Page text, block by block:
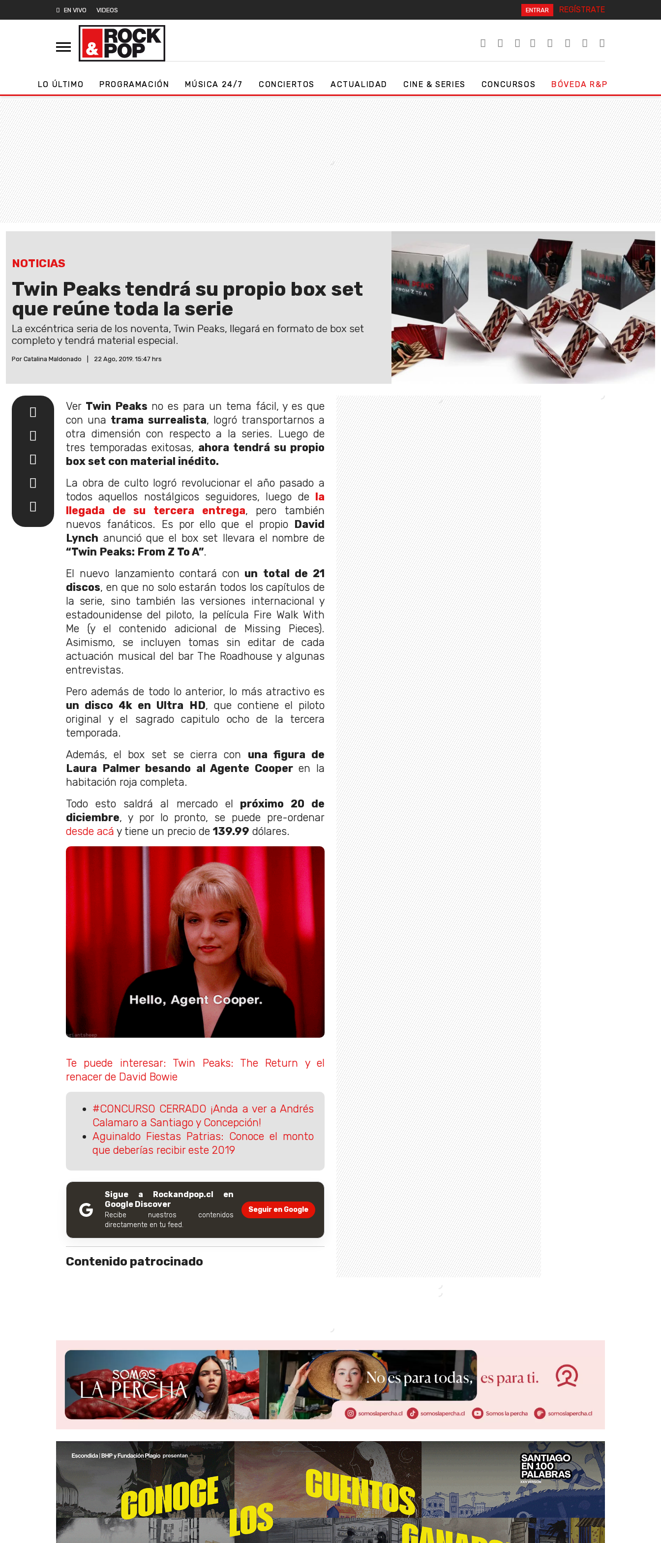
EN VIVO VIDEOS ENTRAR REGÍSTRATE
LO ÚLTIMO PROGRAMACIÓN MÚSICA 24/7 CONCIERTOS ACTUALIDAD CINE & SERIES CONCURSOS BÓVEDA R&P
NOTICIAS
Twin Peaks tendrá su propio box set
que reúne toda la serie
La excéntrica seria de los noventa, Twin Peaks, llegará en formato de box set
completo y tendrá material especial.
Por Catalina Maldonado 22 Ago, 2019. 15:47 hrs
Ver Twin Peaks no es para un tema fácil, y es que
con una trama surrealista, logró transportarnos a
otra dimensión con respecto a la series. Luego de
tres temporadas exitosas, ahora tendrá su propio
box set con material inédito.
La obra de culto logró revolucionar el año pasado a
todos aquellos nostálgicos seguidores, luego de la
llegada de su tercera entrega, pero también
nuevos fanáticos. Es por ello que el propio David
Lynch anunció que el box set llevara el nombre de
“Twin Peaks: From Z To A”.
El nuevo lanzamiento contará con un total de 21
discos, en que no solo estarán todos los capítulos de
la serie, sino también las versiones internacional y
estadounidense del piloto, la película Fire Walk With
Me (y el contenido adicional de Missing Pieces).
Asimismo, se incluyen tomas sin editar de cada
actuación musical del bar The Roadhouse y algunas
entrevistas.
Pero además de todo lo anterior, lo más atractivo es
un disco 4k en Ultra HD, que contiene el piloto
original y el sagrado capitulo ocho de la tercera
temporada.
Además, el box set se cierra con una figura de
Laura Palmer besando al Agente Cooperen la
habitación roja completa.
Todo esto saldrá al mercado el próximo 20 de
diciembre, y por lo pronto, se puede pre-ordenar
desde acá y tiene un precio de139.99 dólares.
Te puede interesar: Twin Peaks: The Return y el
renacer de David Bowie
#CONCURSO CERRADO ¡Anda a ver a Andrés
Calamaro a Santiago y Concepción!
Aguinaldo Fiestas Patrias: Conoce el monto
que deberías recibir este 2019
Sigue a Rockandpop.cl en
Google Discover
Recibe nuestros contenidos
directamente en tu feed.
Seguir en Google
Contenido patrocinado